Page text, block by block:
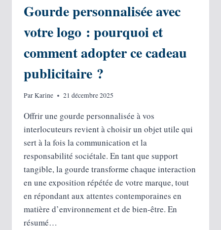
Gourde personnalisée avec
votre logo : pourquoi et
comment adopter ce cadeau
publicitaire ?
ParKarine 21 décembre 2025
Offrir une gourde personnalisée à vos
interlocuteurs revient à choisir un objet utile qui
sert à la fois la communication et la
responsabilité sociétale. En tant que support
tangible, la gourde transforme chaque interaction
en une exposition répétée de votre marque, tout
en répondant aux attentes contemporaines en
matière d’environnement et de bien‑être. En
résumé…